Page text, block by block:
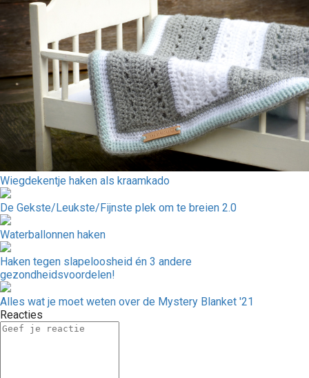
Wiegdekentje haken als kraamkado
De Gekste/Leukste/Fijnste plek om te breien 2.0
Waterballonnen haken
Haken tegen slapeloosheid én 3 andere
gezondheidsvoordelen!
Alles wat je moet weten over de Mystery Blanket '21
Reacties